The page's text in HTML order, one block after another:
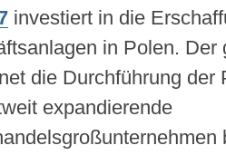
investiert in die
in Polen. Der
die Durchführung der
expandierende